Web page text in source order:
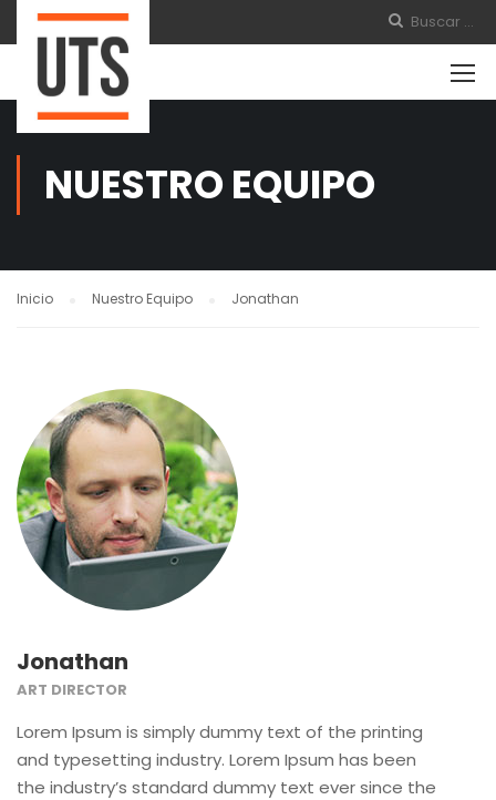
NUESTRO EQUIPO
Inicio Nuestro Equipo Jonathan
Jonathan
ART DIRECTOR
Lorem Ipsum is simply dummy text of the printing
and typesetting industry. Lorem Ipsum has been
the industry’s standard dummy text ever since the